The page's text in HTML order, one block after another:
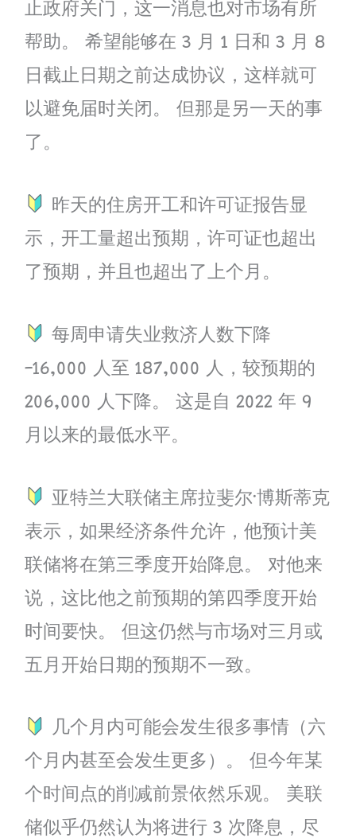
止政府关门，这一消息也对市场有所
帮助。 希望能够在 3 月 1 日和 3 月 8
日截止日期之前达成协议，这样就可
以避免届时关闭。 但那是另一天的事
了。
昨天的住房开工和许可证报告显
示，开工量超出预期，许可证也超出
了预期，并且也超出了上个月。
每周申请失业救济人数下降
-16,000 人至 187,000 人，较预期的
206,000 人下降。 这是自 2022 年 9
月以来的最低水平。
亚特兰大联储主席拉斐尔·博斯蒂克
表示，如果经济条件允许，他预计美
联储将在第三季度开始降息。 对他来
说，这比他之前预期的第四季度开始
时间要快。 但这仍然与市场对三月或
五月开始日期的预期不一致。
几个月内可能会发生很多事情（六
个月内甚至会发生更多）。 但今年某
个时间点的削减前景依然乐观。 美联
储似乎仍然认为将进行 3 次降息，尽